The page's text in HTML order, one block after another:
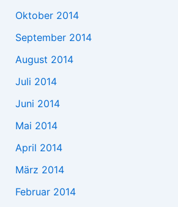
Oktober 2014
September 2014
August 2014
Juli 2014
Juni 2014
Mai 2014
April 2014
März 2014
Februar 2014